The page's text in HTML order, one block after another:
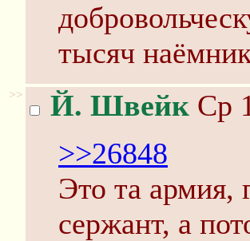
тысяч
>> Й. Швейк Ср
>>26848
Это та армия,
сержант, а